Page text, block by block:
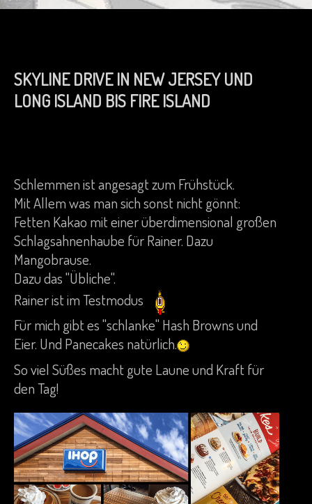
SKYLINE DRIVE IN NEW JERSEY UND
LONG ISLAND BIS FIRE ISLAND
Schlemmen ist angesagt zum Frühstück.
Mit Allem was man sich sonst nicht gönnt:
Fetten Kakao mit einer überdimensional großen
Schlagsahnenhaube für Rainer. Dazu
Mangobrause.
Dazu das "Übliche".
Rainer ist im Testmodus
Für mich gibt es "schlanke" Hash Browns und
Eier. Und Panecakes natürlich.
So viel Süßes macht gute Laune und Kraft für
den Tag!